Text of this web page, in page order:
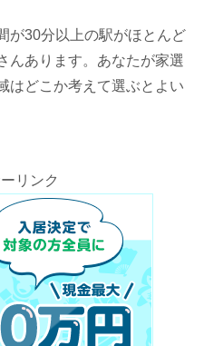
が30分以上の駅がほとんど
んあります。あなたが家選
はどこか考えて選ぶとよい
リンク